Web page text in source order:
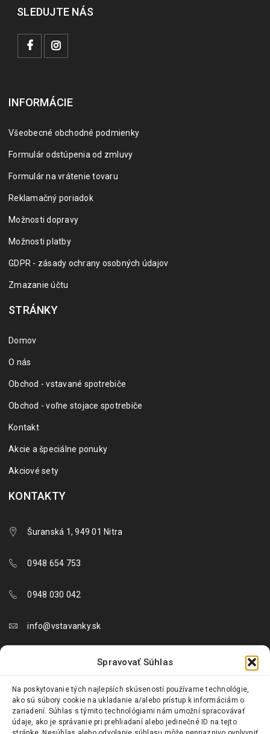
Spravovať Súhlas
Na poskytovanie tých najlepších skúseností používame technológie,
ako sú súbory cookie na ukladanie a/alebo prístup k informáciám o
zariadení. Súhlas s týmito technológiami nám umožní spracovávať
údaje, ako je správanie pri prehliadaní alebo jedinečné ID na tejto
SLEDUJTE NÁS
INFORMÁCIE
Všeobecné obchodné podmienky
Formulár odstúpenia od zmluvy
Formulár na vrátenie tovaru
Reklamačný poriadok
Možnosti dopravy
Možnosti platby
GDPR - zásady ochrany osobných údajov
Zmazanie účtu
STRÁNKY
Domov
O nás
Obchod - vstavané spotrebiče
Obchod - voľne stojace spotrebiče
Kontakt
Akcie a špeciálne ponuky
Akciové sety
KONTAKTY
Šuranská 1, 949 01 Nitra
0948 654 753
0948 030 042
info@vstavanky.sk
objednavky@vstavanky.sk
reklamacie@vstavanky.sk